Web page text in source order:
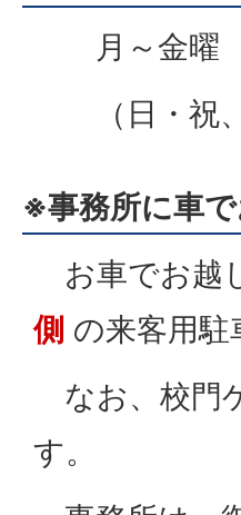
月～金曜
（日・祝、
※事務所に車
お車でお越
側 の来客用
なお、校門
す。